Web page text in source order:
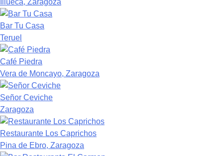
Bar Tu Casa
Teruel
Café Piedra
Vera de Moncayo, Zaragoza
Señor Ceviche
Zaragoza
Restaurante Los Caprichos
Pina de Ebro, Zaragoza